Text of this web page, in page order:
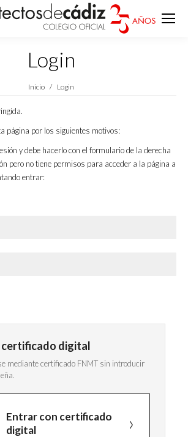
Login
Estás aquí:
Inicio Login
página por los siguientes motivos:
y debe hacerlo con el formulario de la derecha
pero no tiene permisos para acceder a la página a
entrar:
certificado digital
mediante certificado FNMT sin introducir
Entrar con certificado
digital